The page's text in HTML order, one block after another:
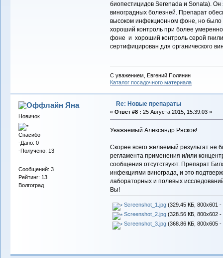
биопестицидов Serenada и Sonata).
виноградных болезней. Препарат
высоком инфекционном фоне, но
хороший контроль при более
фоне и хороший контроль серой
сертифицирован для органического
С уважением, Евгений Полянин
Каталог посадочного материала
Яна
Новичок
Спасибо
-Дано: 0
-Получено: 13
Сообщений: 3
Рейтинг: 13
Волгоград
Re: Новые препараты
« Ответ #8 : 25 Августа 2015, 15:39:03 »
Уважаемый Александр Рясков!
Скорее всего желаемый результат не
регламента применения и/или
сообщения отсутствуют. Препарат
инфекциями винограда, и это
лабораторных и полевых
Вы!
Screenshot_1.jpg(329.45 КБ, 800x601 -
Screenshot_2.jpg(328.56 КБ, 800x602 -
Screenshot_3.jpg(368.86 КБ, 800x605 -